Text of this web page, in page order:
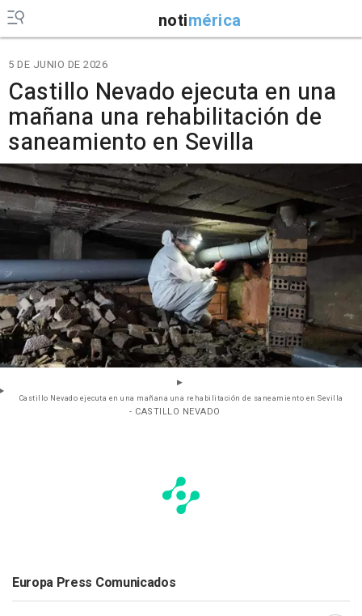
notimérica
5 DE JUNIO DE 2026
Castillo Nevado ejecuta en una
mañana una rehabilitación de
saneamiento en Sevilla
Castillo Nevado ejecuta en una mañana una rehabilitación de saneamiento en Sevilla
- CASTILLO NEVADO
Europa Press Comunicados